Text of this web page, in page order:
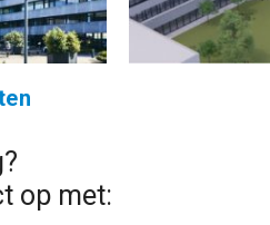
op met: